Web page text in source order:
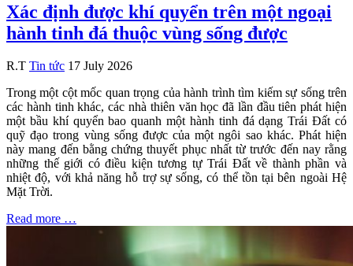
Xác định được khí quyển trên một ngoại
hành tinh đá thuộc vùng sống được
R.T Tin tức 17 July 2026
Trong một cột mốc quan trọng của hành trình tìm kiếm sự sống trên
các hành tinh khác, các nhà thiên văn học đã lần đầu tiên phát hiện
một bầu khí quyển bao quanh một hành tinh đá dạng Trái Đất có
quỹ đạo trong vùng sống được của một ngôi sao khác. Phát hiện
này mang đến bằng chứng thuyết phục nhất từ trước đến nay rằng
những thế giới có điều kiện tương tự Trái Đất về thành phần và
nhiệt độ, với khả năng hỗ trợ sự sống, có thể tồn tại bên ngoài Hệ
Mặt Trời.
Read more …